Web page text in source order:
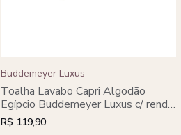
Buddemeyer Luxus
Toalha Lavabo Capri Algodão
Egípcio Buddemeyer Luxus c/ renda
cinza heritage
R$ 119,90